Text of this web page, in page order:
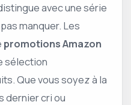
avec une série
manquer. Les
promotions Amazon
sélection
Que vous soyez à la
dernier cri ou